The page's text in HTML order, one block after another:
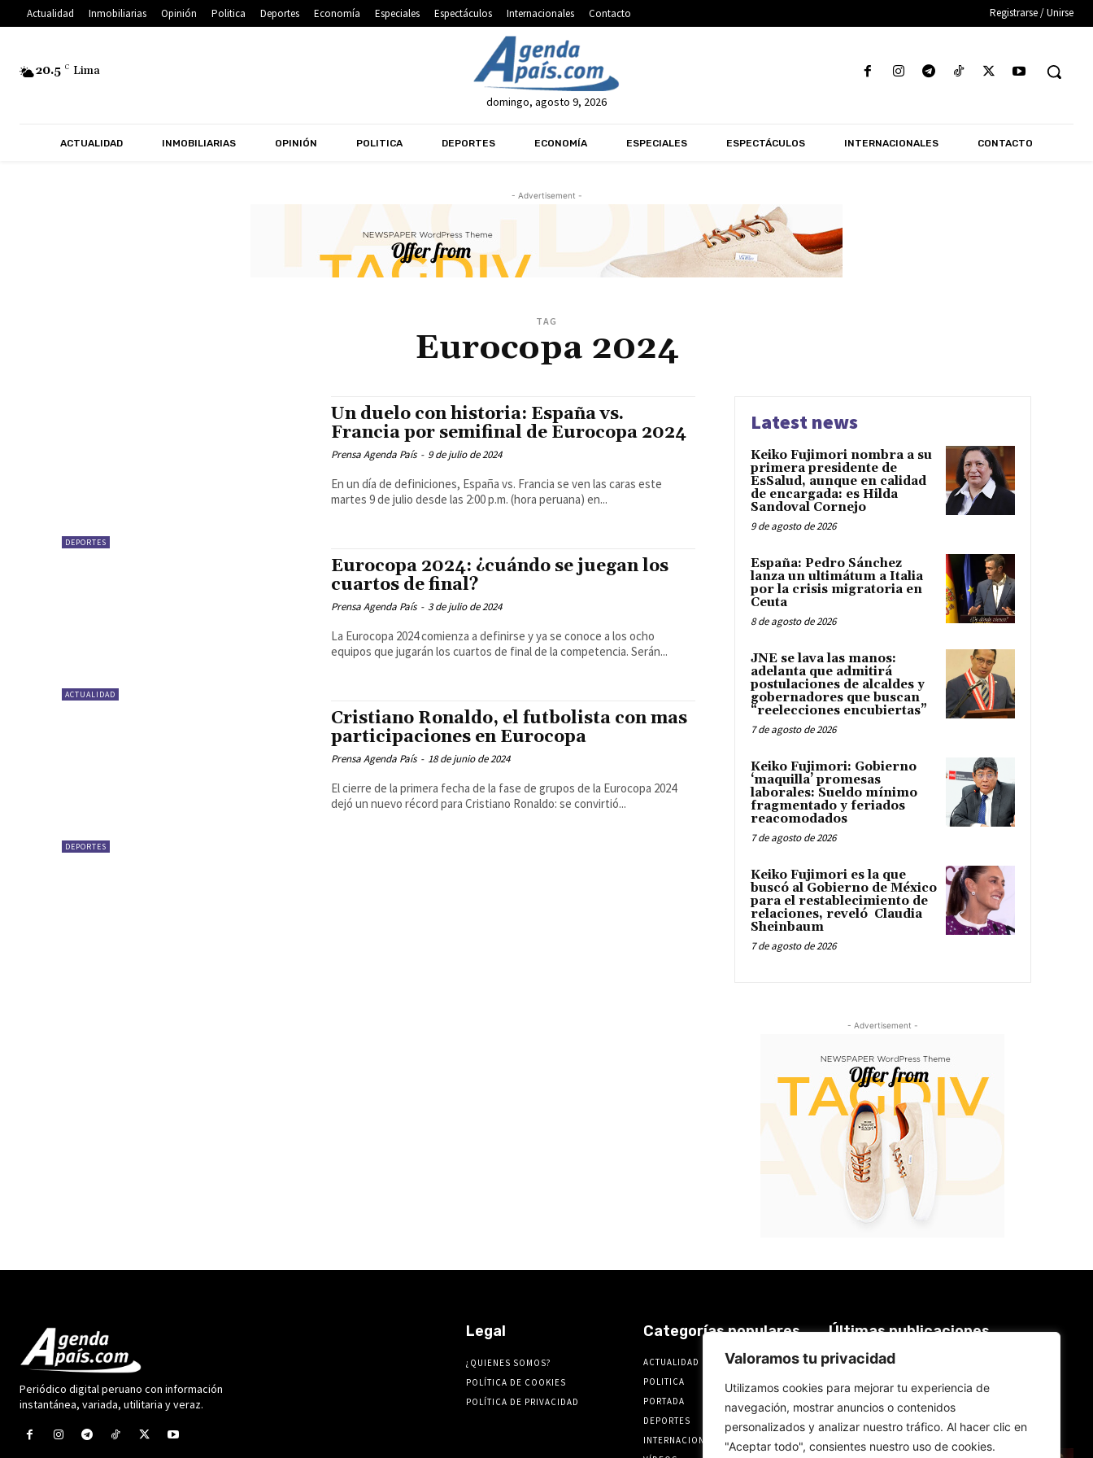
Valoramos tu privacidad
Utilizamos cookies para mejorar tu experiencia de
navegación, mostrar anuncios o contenidos
personalizados y analizar nuestro tráfico. Al hacer clic en
"Aceptar todo", consientes nuestro uso de cookies.
Actualidad Inmobiliarias Opinión Politica Deportes Economía Especiales Espectáculos Internacionales Contacto Registrarse / Unirse
20.5 C Lima
domingo, agosto 9, 2026
ACTUALIDAD INMOBILIARIAS OPINIÓN POLITICA DEPORTES ECONOMÍA ESPECIALES ESPECTÁCULOS INTERNACIONALES CONTACTO
- Advertisement -
TAG
Eurocopa 2024
DEPORTES
Un duelo con historia: España vs.
Francia por semifinal de Eurocopa 2024
Prensa Agenda País - 9 de julio de 2024
En un día de definiciones, España vs. Francia se ven las caras este
martes 9 de julio desde las 2:00 p.m. (hora peruana) en...
ACTUALIDAD
Eurocopa 2024: ¿cuándo se juegan los
cuartos de final?
Prensa Agenda País - 3 de julio de 2024
La Eurocopa 2024 comienza a definirse y ya se conoce a los ocho
equipos que jugarán los cuartos de final de la competencia. Serán...
DEPORTES
Cristiano Ronaldo, el futbolista con mas
participaciones en Eurocopa
Prensa Agenda País - 18 de junio de 2024
El cierre de la primera fecha de la fase de grupos de la Eurocopa 2024
dejó un nuevo récord para Cristiano Ronaldo: se convirtió...
Latest news
Keiko Fujimori nombra a su
primera presidente de
EsSalud, aunque en calidad
de encargada: es Hilda
Sandoval Cornejo
9 de agosto de 2026
España: Pedro Sánchez
lanza un ultimátum a Italia
por la crisis migratoria en
Ceuta
8 de agosto de 2026
JNE se lava las manos:
adelanta que admitirá
postulaciones de alcaldes y
gobernadores que buscan
“reelecciones encubiertas”
7 de agosto de 2026
Keiko Fujimori: Gobierno
‘maquilla’ promesas
laborales: Sueldo mínimo
fragmentado y feriados
reacomodados
7 de agosto de 2026
Keiko Fujimori es la que
buscó al Gobierno de México
para el restablecimiento de
relaciones, reveló Claudia
Sheinbaum
7 de agosto de 2026
- Advertisement -
Periódico digital peruano con información
instantánea, variada, utilitaria y veraz.
Legal
¿QUIENES SOMOS?
POLÍTICA DE COOKIES
POLÍTICA DE PRIVACIDAD
Categorías populares
ACTUALIDAD
3877
POLITICA
PORTADA
DEPORTES
577
INTERNACIONALES
556
Últimas publicaciones
Keiko Fujimori nombra a su
aunque en calidad de encargada:
es Hilda Sandoval Cornejo
9 de agosto de 2026